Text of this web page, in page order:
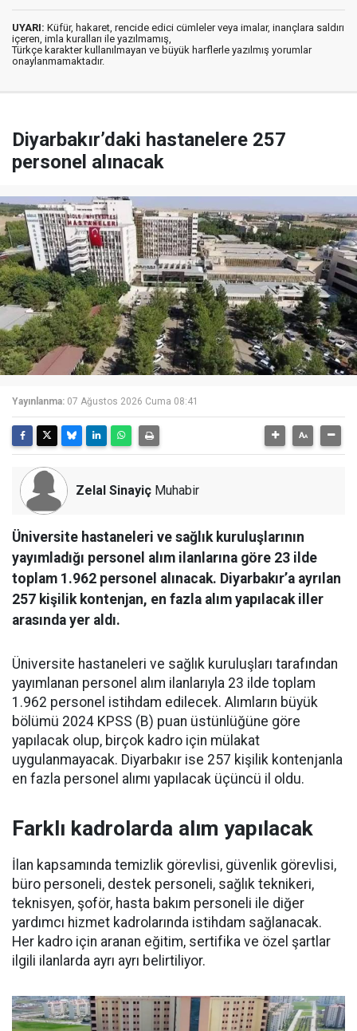
UYARI: Küfür, hakaret, rencide edici cümleler veya imalar, inançlara saldırı
içeren, imla kuralları ile yazılmamış,
Türkçe karakter kullanılmayan ve büyük harflerle yazılmış yorumlar
onaylanmamaktadır.
Diyarbakır’daki hastanelere 257
personel alınacak
Yayınlanma: 07 Ağustos 2026 Cuma 08:41
Zelal Sinayiç Muhabir
Üniversite hastaneleri ve sağlık kuruluşlarının
yayımladığı personel alım ilanlarına göre 23 ilde
toplam 1.962 personel alınacak. Diyarbakır’a ayrılan
257 kişilik kontenjan, en fazla alım yapılacak iller
arasında yer aldı.
Üniversite hastaneleri ve sağlık kuruluşları tarafından
yayımlanan personel alım ilanlarıyla 23 ilde toplam
1.962 personel istihdam edilecek. Alımların büyük
bölümü 2024 KPSS (B) puan üstünlüğüne göre
yapılacak olup, birçok kadro için mülakat
uygulanmayacak. Diyarbakır ise 257 kişilik kontenjanla
en fazla personel alımı yapılacak üçüncü il oldu.
Farklı kadrolarda alım yapılacak
İlan kapsamında temizlik görevlisi, güvenlik görevlisi,
büro personeli, destek personeli, sağlık teknikeri,
teknisyen, şoför, hasta bakım personeli ile diğer
yardımcı hizmet kadrolarında istihdam sağlanacak.
Her kadro için aranan eğitim, sertifika ve özel şartlar
ilgili ilanlarda ayrı ayrı belirtiliyor.